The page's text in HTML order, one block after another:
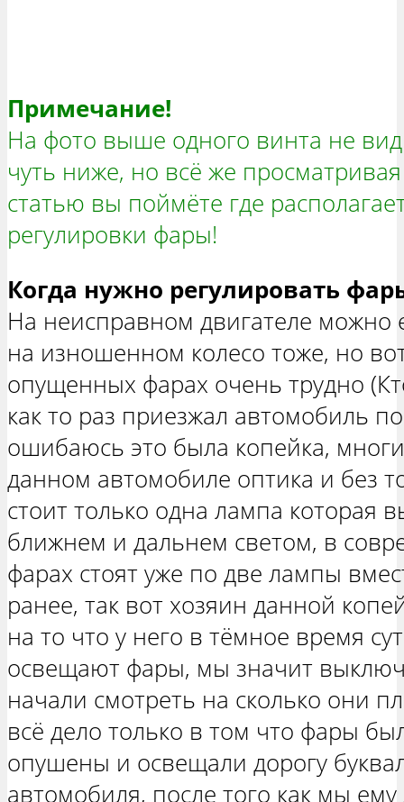
Примечание!
На фото выше одного винта не
чуть ниже, но всё же
статью вы поймёте где
регулировки фары!
Когда нужно регулировать
На неисправном двигателе можно
на изношенном колесо тоже, но
опущенных фарах очень трудно
как то раз приезжал автомобиль
ошибаюсь это была копейка,
данном автомобиле оптика и без
стоит только одна лампа которая
ближнем и дальнем светом, в
фарах стоят уже по две лампы
ранее, так вот хозяин данной
на то что у него в тёмное время
освещают фары, мы значит
начали смотреть на сколько они
всё дело только в том что фары
опушены и освещали дорогу
автомобиля, после того как мы